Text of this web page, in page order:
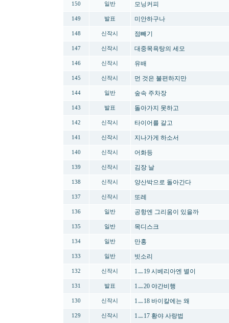
150 일반 모닝커피
149 발표 미안하구나
148 신작시 점빼기
147 신작시 대중목욕탕의 세모
146 신작시 유배
145 신작시 먼 것은 불편하지만
144 일반 숲속 주차장
143 발표 돌아가지 못하고
142 신작시 타이어를 갈고
141 신작시 지나가게 하소서
140 신작시 어화등
139 신작시 김장 날
138 신작시 양산박으로 돌아간다
137 신작시 또레
136 일반 공항엔 그리움이 있을까
135 일반 목디스크
134 일반 만홍
133 일반 빗소리
132 신작시 1ㅡ19 시베리아엔 별이
131 발표 1ㅡ20 야간비행
130 신작시 1ㅡ18 바이칼에는 왜
129 신작시 1ㅡ17 황야 사랑법